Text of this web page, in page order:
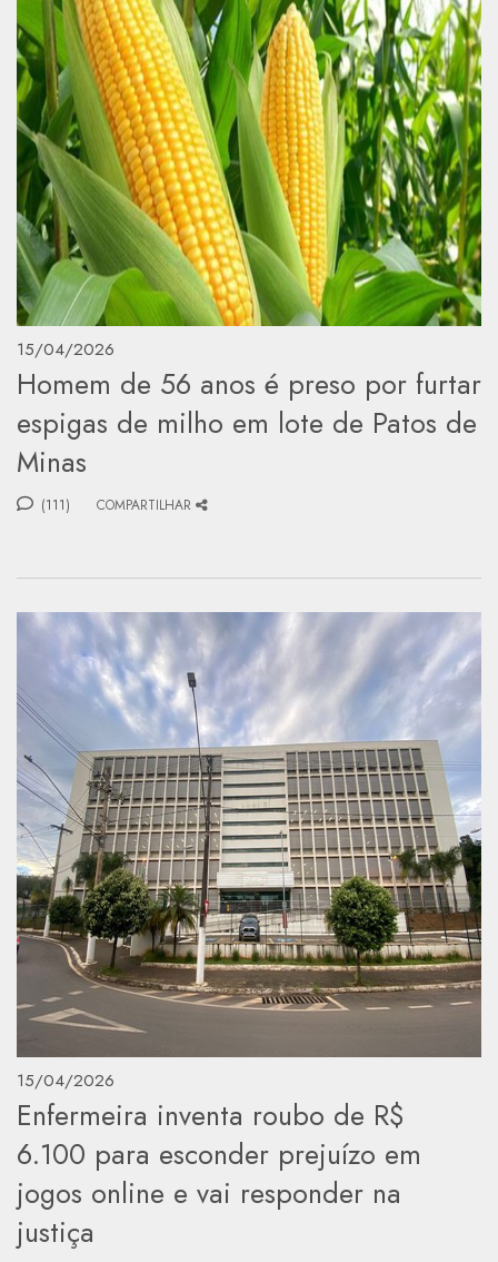
15/04/2026
Homem de 56 anos é preso por furtar
espigas de milho em lote de Patos de
Minas
(111) COMPARTILHAR
15/04/2026
Enfermeira inventa roubo de R$
6.100 para esconder prejuízo em
jogos online e vai responder na
justiça